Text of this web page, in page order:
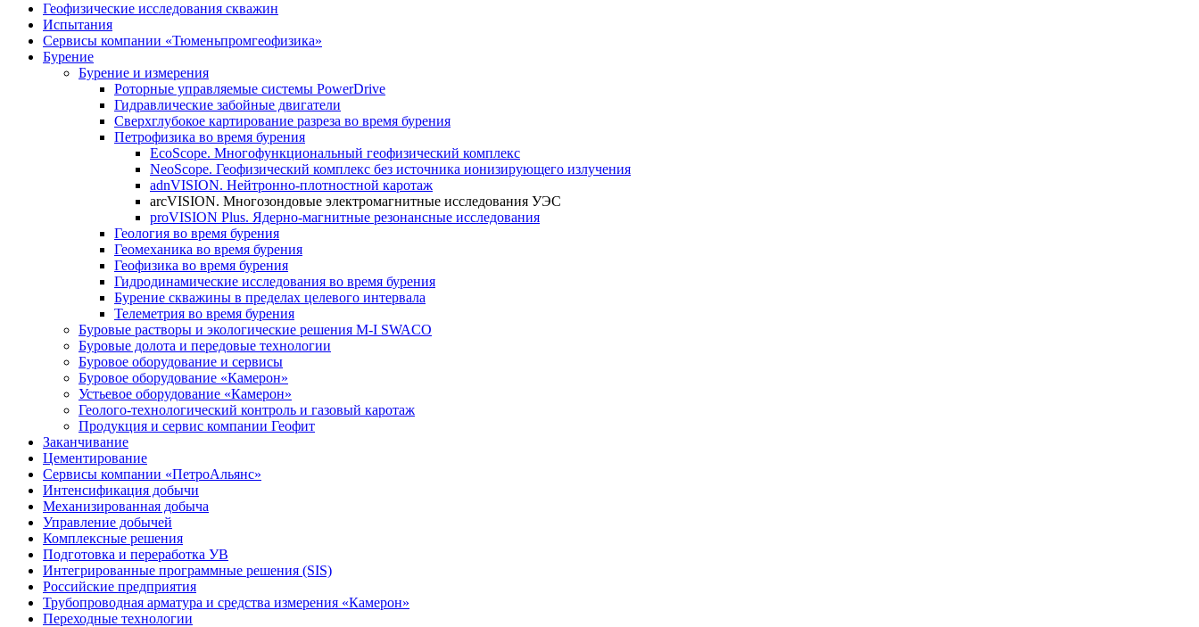
Геофизические исследования скважин
Испытания
Сервисы компании «Тюменьпромгеофизика»
Бурение
Бурение и измерения
Роторные управляемые системы PowerDrive
Гидравлические забойные двигатели
Сверхглубокое картирование разреза во время бурения
Петрофизика во время бурения
EcoScope. Многофункциональный геофизический комплекс
NeoScope. Геофизический комплекс без источника ионизирующего излучения
adnVISION. Нейтронно-плотностной каротаж
arcVISION. Многозондовые электромагнитные исследования УЭС
proVISION Plus. Ядерно-магнитные резонансные исследования
Геология во время бурения
Геомеханика во время бурения
Геофизика во время бурения
Гидродинамические исследования во время бурения
Бурение скважины в пределах целевого интервала
Телеметрия во время бурения
Буровые растворы и экологические решения M-I SWACO
Буровые долота и передовые технологии
Буровое оборудование и сервисы
Буровое оборудование «Камерон»
Устьевое оборудование «Камерон»
Геолого-технологический контроль и газовый каротаж
Продукция и сервис компании Геофит
Заканчивание
Цементирование
Сервисы компании «ПетроАльянс»
Интенсификация добычи
Механизированная добыча
Управление добычей
Комплексные решения
Подготовка и переработка УВ
Интегрированные программные решения (SIS)
Российские предприятия
Трубопроводная арматура и средства измерения «Камерон»
Переходные технологии